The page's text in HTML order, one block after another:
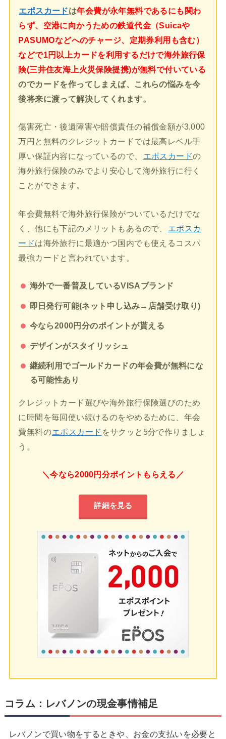
エポスカードは年会費が永年無料であるにも関わ
らず、空港に向かうための鉄道代金（Suicaや
PASUMOなどへのチャージ、定期券利用も含む）
などで1円以上カードを利用するだけで海外旅行保
険(三井住友海上火災保険提携)が無料で付いている
のでカードを作ってしまえば、これらの悩みを今
後将来に渡って解決してくれます。
傷害死亡・後遺障害や賠償責任の補償金額が3,000
万円と無料のクレジットカードでは最高レベル手
厚い保証内容になっているので、
エポスカードの
海外旅行保険のみでより安心して海外旅行に行く
ことができます。
年会費無料で海外旅行保険がついているだけでな
く、他にも下記のメリットもあるので、
エポスカ
ードは海外旅行に最適かつ国内でも使えるコスパ
最強カードと言われています。
海外で一番普及しているVISAブランド
即日発行可能(ネット申し込み→店舗受け取り)
今なら2000円分のポイントが貰える
デザインがスタイリッシュ
継続利用でゴールドカードの年会費が無料にな
る可能性あり
クレジットカード選びや海外旅行保険選びのため
に時間を毎回使い続けるのをやめるために、年会
費無料のエポスカード をサクッと5分で作りましょ
う。
＼今なら2000円分ポイントもらえる／
詳細を見る
コラム：レバノンの現金事情補足
レバノンで買い物をするときや、お金の支払いを必要と